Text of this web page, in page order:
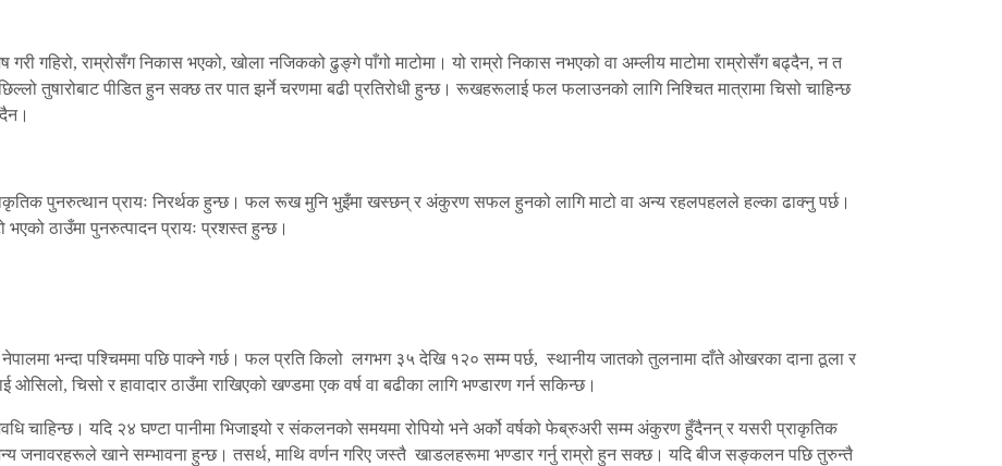
गहिरो, राम्रोसँग निकास भएको, खोला नजिकको ढुङ्गे पाँगो माटोमा। यो राम्रो निकास नभएको वा अम्लीय माटोमा राम्रोसँग बढ्दैन, न त
तुषारोबाट पीडित हुन सक्छ तर पात झर्ने चरणमा बढी प्रतिरोधी हुन्छ। रूखहरूलाई फल फलाउनको लागि निश्चित मात्रामा चिसो चाहिन्छ
पुनरुत्थान प्रायः निरर्थक हुन्छ। फल रूख मुनि भुइँमा खस्छन् र अंकुरण सफल हुनको लागि माटो वा अन्य रहलपहलले हल्का ढाक्नु पर्छ।
ठाउँमा पुनरुत्पादन प्रायः प्रशस्त हुन्छ।
नेपालमा भन्दा पश्चिममा पछि पाक्ने गर्छ। फल प्रति किलो लगभग ३५ देखि १२० सम्म पर्छ, स्थानीय जातको तुलनामा दाँते ओखरका दाना ठूला र
चिसो र हावादार ठाउँमा राखिएको खण्डमा एक वर्ष वा बढीका लागि भण्डारण गर्न सकिन्छ।
चाहिन्छ। यदि २४ घण्टा पानीमा भिजाइयो र संकलनको समयमा रोपियो भने अर्को वर्षको फेब्रुअरी सम्म अंकुरण हुँदैनन् र यसरी प्राकृतिक
जनावरहरूले खाने सम्भावना हुन्छ। तसर्थ, माथि वर्णन गरिए जस्तै खाडलहरूमा भण्डार गर्नु राम्रो हुन सक्छ। यदि बीज सङ्कलन पछि तुरुन्तै